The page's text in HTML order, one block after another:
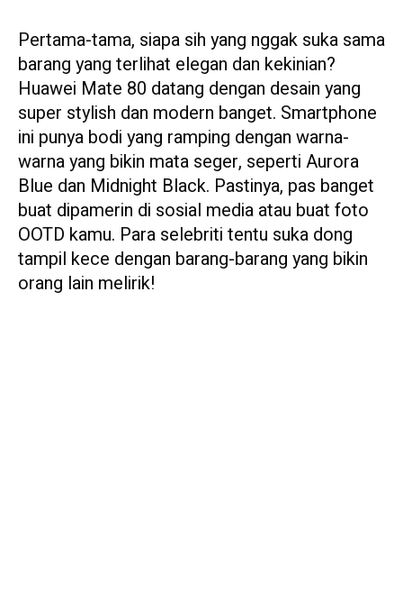
Pertama-tama, siapa sih yang nggak suka sama
barang yang terlihat elegan dan kekinian?
Huawei Mate 80 datang dengan desain yang
super stylish dan modern banget. Smartphone
ini punya bodi yang ramping dengan warna-
warna yang bikin mata seger, seperti Aurora
Blue dan Midnight Black. Pastinya, pas banget
buat dipamerin di sosial media atau buat foto
OOTD kamu. Para selebriti tentu suka dong
tampil kece dengan barang-barang yang bikin
orang lain melirik!